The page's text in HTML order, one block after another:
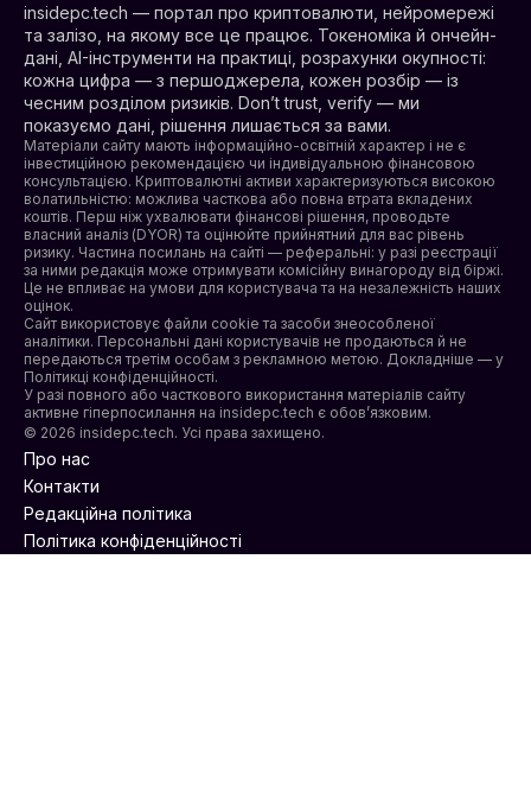
insidepc.tech — портал про криптовалюти, нейромережі
та залізо, на якому все це працює. Токеноміка й ончейн-
дані, AI-інструменти на практиці, розрахунки окупності:
кожна цифра — з першоджерела, кожен розбір — із
чесним розділом ризиків. Don’t trust, verify — ми
показуємо дані, рішення лишається за вами.
Матеріали сайту мають інформаційно-освітній характер і не є
інвестиційною рекомендацією чи індивідуальною фінансовою
консультацією. Криптовалютні активи характеризуються високою
волатильністю: можлива часткова або повна втрата вкладених
коштів. Перш ніж ухвалювати фінансові рішення, проводьте
власний аналіз (DYOR) та оцінюйте прийнятний для вас рівень
ризику. Частина посилань на сайті — реферальні: у разі реєстрації
за ними редакція може отримувати комісійну винагороду від біржі.
Це не впливає на умови для користувача та на незалежність наших
оцінок.
Сайт використовує файли cookie та засоби знеособленої
аналітики. Персональні дані користувачів не продаються й не
передаються третім особам з рекламною метою. Докладніше — у
Політикці конфіденційності.
У разі повного або часткового використання матеріалів сайту
активне гіперпосилання на insidepc.tech є обов’язковим.
© 2026 insidepc.tech. Усі права захищено.
Про нас
Контакти
Редакційна політика
Політика конфіденційності